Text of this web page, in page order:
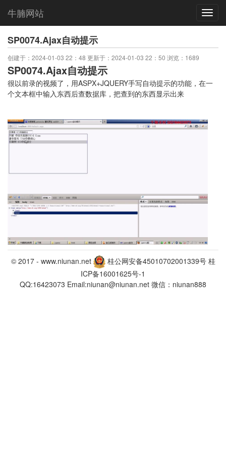
牛腩网站
SP0074.Ajax自动提示
创建于：2024-01-03 22：48 更新于：2024-01-03 22：50 浏览：1689
SP0074.Ajax自动提示
很以前录的视频了，用ASPX+JQUERY手写自动提示的功能，在一
个文本框中输入东西后查数据库，把查到的东西显示出来
© 2017 - www.niunan.net 桂公网安备45010702001339号 桂
ICP备16001625号-1
QQ:16423073 Email:niunan@niunan.net 微信：niunan888